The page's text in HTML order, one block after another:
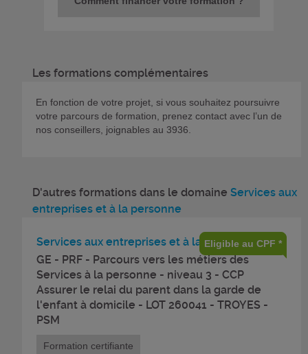
Les formations complémentaires
En fonction de votre projet, si vous souhaitez poursuivre
votre parcours de formation, prenez contact avec l’un de
nos conseillers, joignables au 3936.
D'autres formations dans le domaine Services aux
entreprises et à la personne
Services aux entreprises et à la personne
GE - PRF - Parcours vers les métiers des
Services à la personne - niveau 3 - CCP
Assurer le relai du parent dans la garde de
l'enfant à domicile - LOT 260041 - TROYES -
PSM
Eligible au CPF *
Formation certifiante